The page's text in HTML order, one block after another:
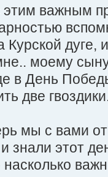
этим важным
Курской
моему
в День
две
мы с вами
этот